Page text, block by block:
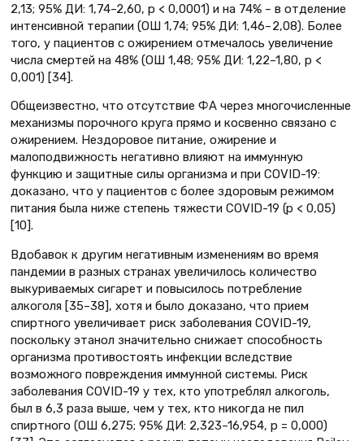
2,13; 95% ДИ: 1,74–2,60, p < 0,0001) и на 74% – в отделение
интенсивной терапии (ОШ 1,74; 95% ДИ: 1,46– 2,08). Более
того, у пациентов с ожирением отмечалось увеличение
числа смертей на 48% (ОШ 1,48; 95% ДИ: 1,22–1,80, р <
0,001) [34].
Общеизвестно, что отсутствие ФА через многочисленные
механизмы порочного круга прямо и косвенно связано с
ожирением. Нездоровое питание, ожирение и
малоподвижность негативно влияют на иммунную
функцию и защитные силы организма и при COVID-19:
доказано, что у пациентов с более здоровым режимом
питания была ниже степень тяжести COVID-19 (p < 0,05)
[10].
Вдобавок к другим негативным изменениям во время
пандемии в разных странах увеличилось количество
выкуриваемых сигарет и повысилось потребление
алкоголя [35–38], хотя и было доказано, что прием
спиртного увеличивает риск заболевания COVID-19,
поскольку этанол значительно снижает способность
организма противостоять инфекции вследствие
возможного повреждения иммунной системы. Риск
заболевания COVID-19 у тех, кто употреблял алкоголь,
был в 6,3 раза выше, чем у тех, кто никогда не пил
спиртного (ОШ 6,275; 95% ДИ: 2,323–16,954, p = 0,000)